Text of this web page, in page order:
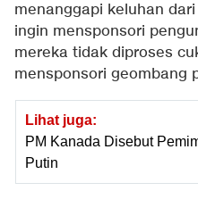
menanggapi keluhan
ingin mensponsori
mereka tidak diproses
mensponsori geombang
Lihat juga:
PM Kanada Disebut
Putin